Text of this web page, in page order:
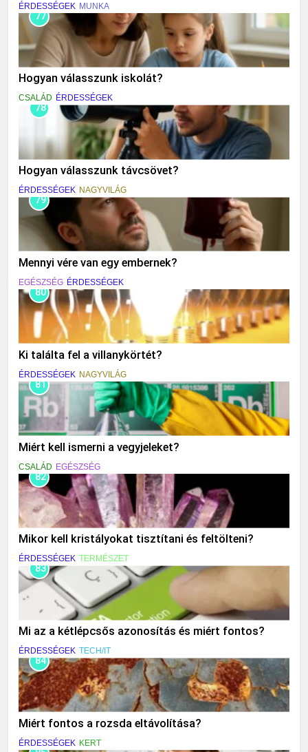
ÉRDESSÉGEK MUNKA
77
Hogyan válasszunk iskolát?
CSALÁD ÉRDESSÉGEK
78
Hogyan válasszunk távcsövet?
ÉRDESSÉGEK NAGYVILÁG
79
Mennyi vére van egy embernek?
EGÉSZSÉG ÉRDESSÉGEK
80
Ki találta fel a villanykörtét?
ÉRDESSÉGEK NAGYVILÁG
81
Miért kell ismerni a vegyjeleket?
CSALÁD EGÉSZSÉG
82
Mikor kell kristályokat tisztítani és feltölteni?
ÉRDESSÉGEK TERMÉSZET
83
Mi az a kétlépcsős azonosítás és miért fontos?
ÉRDESSÉGEK TECH/IT
84
Miért fontos a rozsda eltávolítása?
ÉRDESSÉGEK KERT